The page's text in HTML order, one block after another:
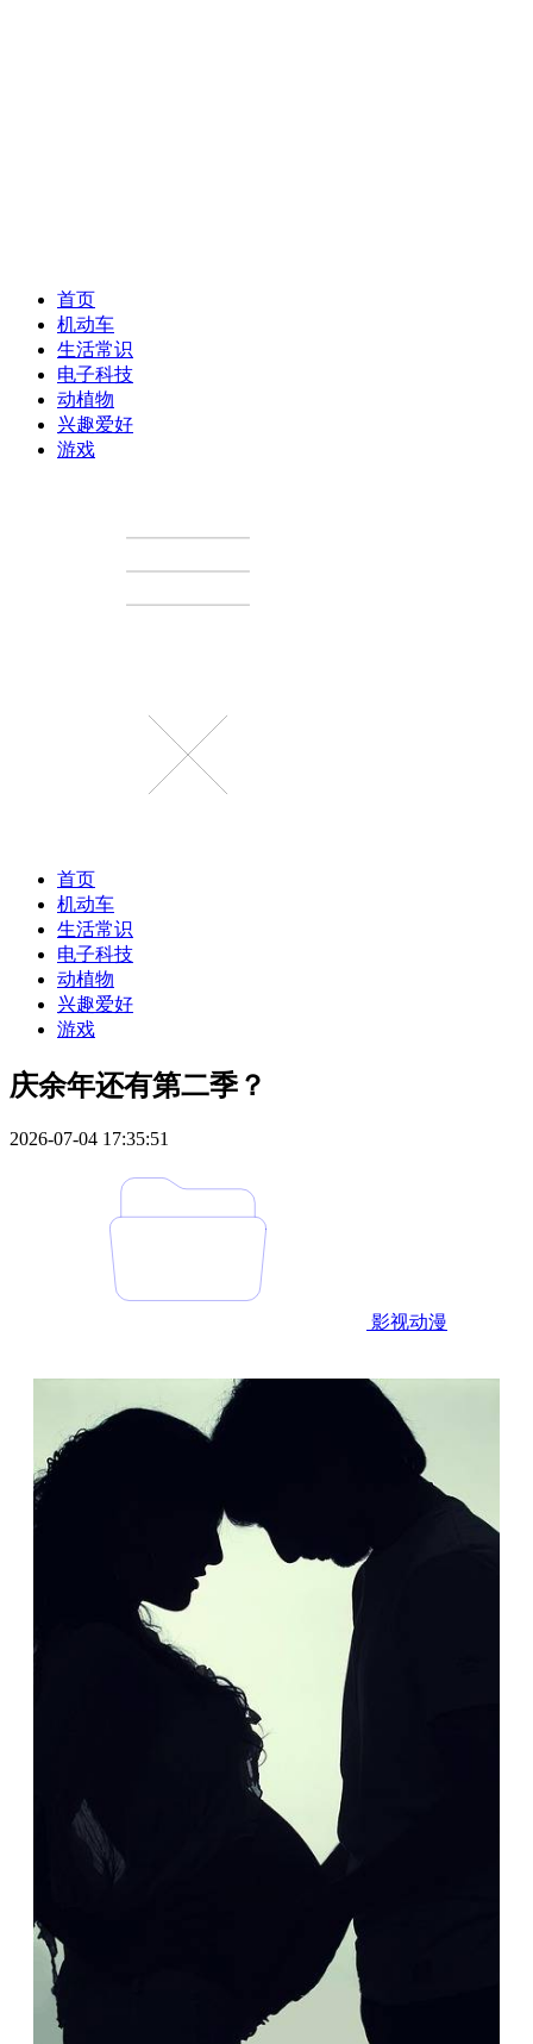
首页
机动车
生活常识
电子科技
动植物
兴趣爱好
游戏
首页
机动车
生活常识
电子科技
动植物
兴趣爱好
游戏
庆余年还有第二季？
2026-07-04 17:35:51
影视动漫